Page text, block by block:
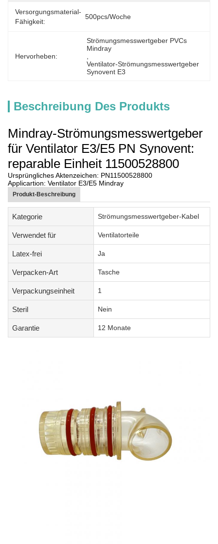
Versorgungsmaterial-
Fähigkeit:
500pcs/Woche
Hervorheben:
Strömungsmesswertgeber PVCs
Mindray
Ventilator-Strömungsmesswertgeber
Synovent E3
Beschreibung Des Produkts
Mindray-Strömungsmesswertgeber
für Ventilator E3/E5 PN Synovent:
reparable Einheit 11500528800
Ursprüngliches Aktenzeichen: PN11500528800
Applicartion: Ventilator E3/E5 Mindray
Produkt-Beschreibung
Kategorie Strömungsmesswertgeber-Kabel
Verwendet für Ventilatorteile
Latex-frei Ja
Verpacken-Art Tasche
Verpackungseinheit 1
Steril Nein
Garantie 12 Monate